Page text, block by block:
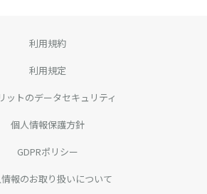
利用規約
利用規定
ットのデータセキュリティ
個人情報保護方針
GDPRポリシー
報のお取り扱いについて